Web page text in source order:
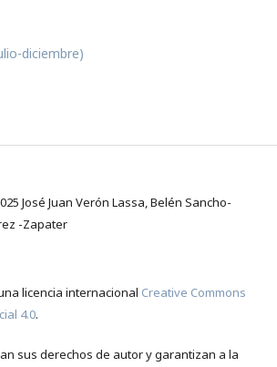
diciembre)
José Juan Verón Lassa, Belén Sancho-
-Zapater
licencia internacional Creative Commons
4.0.
sus derechos de autor y garantizan a la